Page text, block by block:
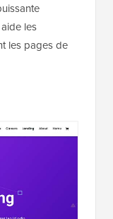
les
les pages de